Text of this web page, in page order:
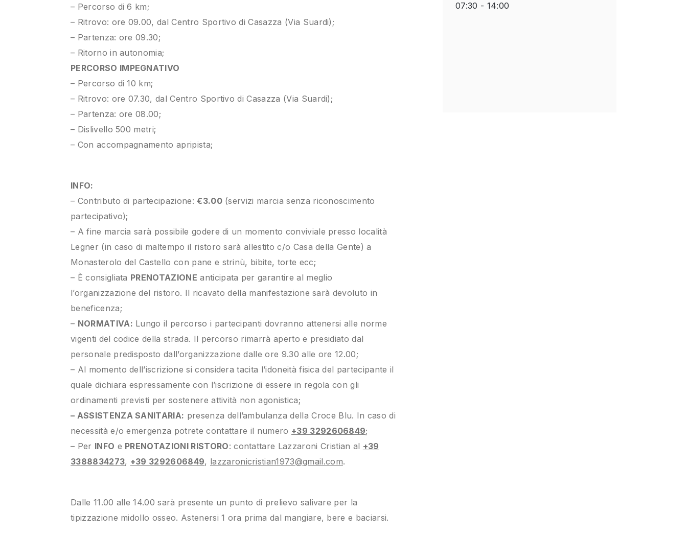
– Percorso di 6 km;
– Ritrovo: ore 09.00, dal Centro Sportivo di Casazza (Via Suardi);
– Partenza: ore 09.30;
– Ritorno in autonomia;
PERCORSO IMPEGNATIVO
– Percorso di 10 km;
– Ritrovo: ore 07.30, dal Centro Sportivo di Casazza (Via Suardi);
– Partenza: ore 08.00;
– Dislivello 500 metri;
– Con accompagnamento apripista;
INFO:
– Contributo di partecipazione:€3.00(servizi marcia senza riconoscimento
partecipativo);
– A fine marcia sarà possibile godere di un momento conviviale presso località
Legner (in caso di maltempo il ristoro sarà allestito c/o Casa della Gente) a
Monasterolo del Castello con pane e strinù, bibite, torte ecc;
– È consigliata PRENOTAZIONE anticipata per garantire al meglio
l’organizzazione del ristoro. Il ricavato della manifestazione sarà devoluto in
beneficenza;
– NORMATIVA: Lungo il percorso i partecipanti dovranno attenersi alle norme
vigenti del codice della strada. Il percorso rimarrà aperto e presidiato dal
personale predisposto dall’organizzazione dalle ore 9.30 alle ore 12.00;
– Al momento dell’iscrizione si considera tacita l’idoneità fisica del partecipante il
quale dichiara espressamente con l’iscrizione di essere in regola con gli
ordinamenti previsti per sostenere attività non agonistica;
– ASSISTENZA SANITARIA: presenza dell’ambulanza della Croce Blu. In caso di
necessità e/o emergenza potrete contattare il numero +39 3292606849;
– Per INFO e PRENOTAZIONI RISTORO: contattare Lazzaroni Cristian al +39
3388834273, +39 3292606849, lazzaronicristian1973@gmail.com.
Dalle 11.00 alle 14.00 sarà presente un punto di prelievo salivare per la
tipizzazione midollo osseo. Astenersi 1 ora prima dal mangiare, bere e baciarsi.
07:30 - 14:00